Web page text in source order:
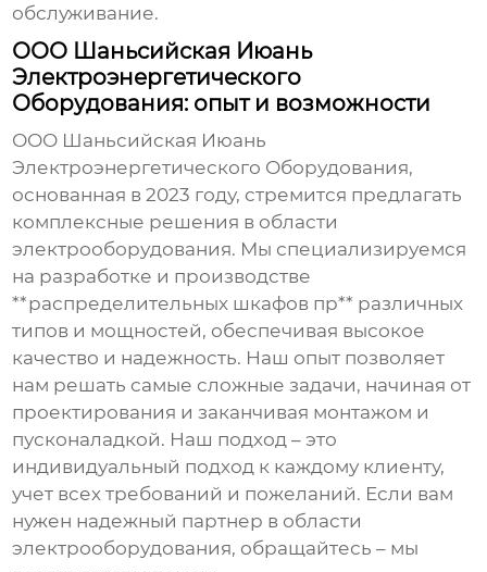
обслуживание.
ООО Шаньсийская Июань
Электроэнергетического
Оборудования: опыт и возможности
ООО Шаньсийская Июань
Электроэнергетического Оборудования,
основанная в 2023 году, стремится предлагать
комплексные решения в области
электрооборудования. Мы специализируемся
на разработке и производстве
**распределительных шкафов пр** различных
типов и мощностей, обеспечивая высокое
качество и надежность. Наш опыт позволяет
нам решать самые сложные задачи, начиная от
проектирования и заканчивая монтажом и
пусконаладкой. Наш подход – это
индивидуальный подход к каждому клиенту,
учет всех требований и пожеланий. Если вам
нужен надежный партнер в области
электрооборудования, обращайтесь – мы